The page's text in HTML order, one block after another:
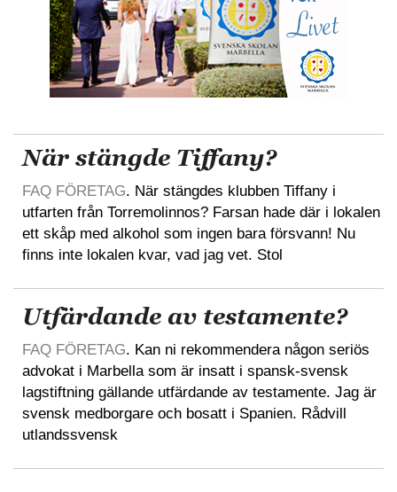
När stängde Tiffany?
FAQ FÖRETAG. När stängdes klubben Tiffany i
utfarten från Torremolinnos? Farsan hade där i lokalen
ett skåp med alkohol som ingen bara försvann! Nu
finns inte lokalen kvar, vad jag vet. Stol
Utfärdande av testamente?
FAQ FÖRETAG. Kan ni rekommendera någon seriös
advokat i Marbella som är insatt i spansk-svensk
lagstiftning gällande utfärdande av testamente. Jag är
svensk medborgare och bosatt i Spanien. Rådvill
utlandssvensk